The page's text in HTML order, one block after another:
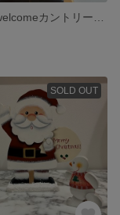
SOLD OUT